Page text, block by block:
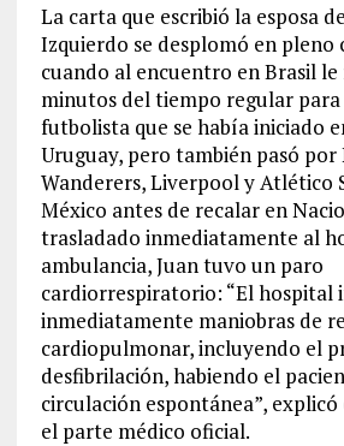
La carta que escribió la esposa
Izquierdo se desplomó en pleno
cuando al encuentro en Brasil le
minutos del tiempo regular para
futbolista que se había iniciado
Uruguay, pero también pasó por
Wanderers, Liverpool y Atlético
México antes de recalar en
trasladado inmediatamente al
ambulancia, Juan tuvo un paro
cardiorrespiratorio: “El hospital
inmediatamente maniobras de
cardiopulmonar, incluyendo el
desfibrilación, habiendo el
circulación espontánea”,
el parte médico oficial.